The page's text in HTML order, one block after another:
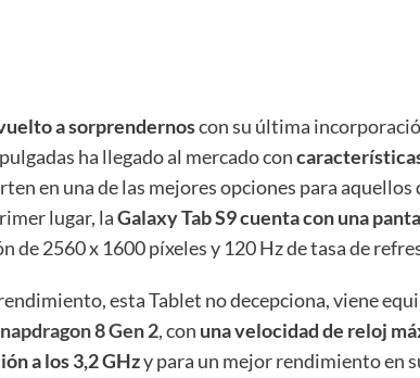
a sorprendernoscon su última
ha llegado al mercado con
en una de las mejores opciones para
lugar, laGalaxy Tab S9 cuenta con una
de 2560 x 1600 píxeles y 120 Hz de tasa de
esta Tablet no decepciona, viene
8 Gen 2, con una velocidad de reloj
a los 3,2 GHzy para un mejor rendimiento en